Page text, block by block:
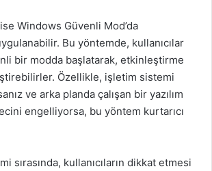
Windows Güvenli Mod’da
Bu yöntemde, kullanıcılar
bir modda başlatarak, etkinleştirme
Özellikle, işletim sistemi
ve arka planda çalışan bir yazılım
engelliyorsa, bu yöntem kurtarıcı
sırasında, kullanıcıların dikkat etmesi